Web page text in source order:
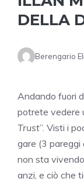
DELLA
Berengario
Andando fuori
potrete vedere
Trust”. Visti i
gare (3
non sta
anzi, e ciò che